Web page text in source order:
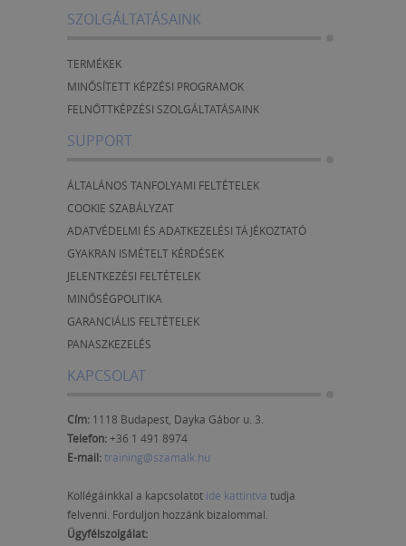
SZOLGÁLTATÁSAINK
TERMÉKEK
MINŐSÍTETT KÉPZÉSI PROGRAMOK
FELNŐTTKÉPZÉSI SZOLGÁLTATÁSAINK
SUPPORT
ÁLTALÁNOS TANFOLYAMI FELTÉTELEK
COOKIE SZABÁLYZAT
ADATVÉDELMI ÉS ADATKEZELÉSI TÁJÉKOZTATÓ
GYAKRAN ISMÉTELT KÉRDÉSEK
JELENTKEZÉSI FELTÉTELEK
MINŐSÉGPOLITIKA
GARANCIÁLIS FELTÉTELEK
PANASZKEZELÉS
KAPCSOLAT
Cím: 1118 Budapest, Dayka Gábor u. 3.
Telefon:+36 1 491 8974
E-mail:training@szamalk.hu
Kollégáinkkal a kapcsolatot ide kattintva tudja
felvenni. Forduljon hozzánk bizalommal.
Ügyfélszolgálat: